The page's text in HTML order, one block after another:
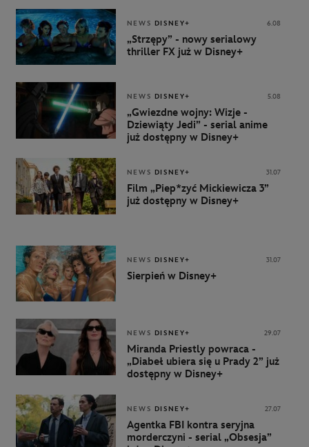
NEWS DISNEY+ 6.08
„Strzępy” - nowy serialowy
thriller FX już w Disney+
NEWS DISNEY+ 5.08
„Gwiezdne wojny: Wizje -
Dziewiąty Jedi” - serial anime
już dostępny w Disney+
NEWS DISNEY+ 31.07
Film „Piep*zyć Mickiewicza 3”
już dostępny w Disney+
NEWS DISNEY+ 31.07
Sierpień w Disney+
NEWS DISNEY+ 29.07
Miranda Priestly powraca -
„Diabeł ubiera się u Prady 2” już
dostępny w Disney+
NEWS DISNEY+ 27.07
Agentka FBI kontra seryjna
morderczyni - serial „Obsesja”